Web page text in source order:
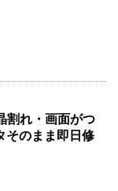
割れ・画面がつ
そのまま即日修